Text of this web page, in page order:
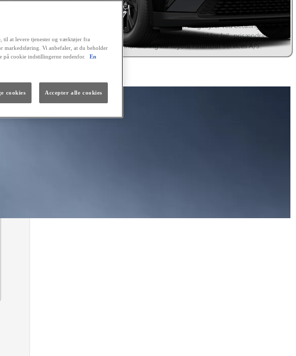
on.
alt tilbagebetales kr. 180.088,44. Positiv kreditgodkendelse og ingen
registrering hos RKI forudsættes. Kaskoforsikring er obligatorisk. Der er
fortrydelsesret på lånet. Ingen løbende mdl. gebyrer ved betaling via en
automatisk betalingstjeneste. Vi tager forbehold for fejl, prisændringer
og renteforhøjelser. Finansiering via Toyota Financial Services A/S.
Månedlig finansiering
til at levere tjenester og værktøjer fra
markedsføring. Vi anbefaler, at du beholder
på cookie indstillingerne nedenfor.
En
cookies Accepter alle cookies